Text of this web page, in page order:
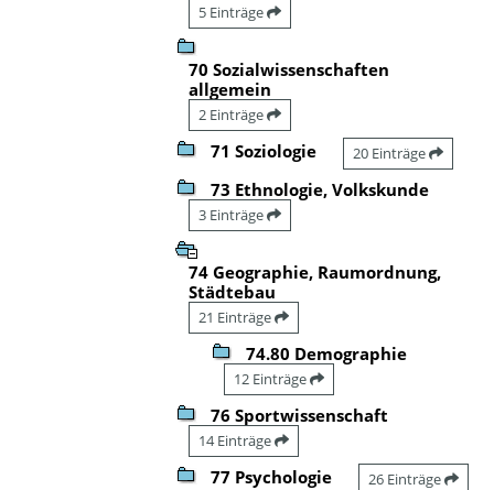
5 Einträge
70 Sozialwissenschaften
allgemein
2 Einträge
71 Soziologie 20 Einträge
73 Ethnologie, Volkskunde
3 Einträge
74 Geographie, Raumordnung,
Städtebau
21 Einträge
74.80 Demographie
12 Einträge
76 Sportwissenschaft
14 Einträge
77 Psychologie 26 Einträge